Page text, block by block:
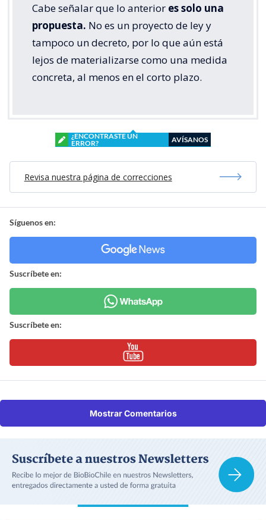
Cabe señalar que lo anterior es solo una
propuesta. No es un proyecto de ley y
tampoco un decreto, por lo que aún está
lejos de materializarse como una medida
concreta, al menos en el corto plazo.
¿ENCONTRASTE UN
ERROR?
AVÍSANOS
Revisa nuestra página de correcciones
Síguenos en:
Suscríbete en:
Suscríbete en:
Mostrar Comentarios